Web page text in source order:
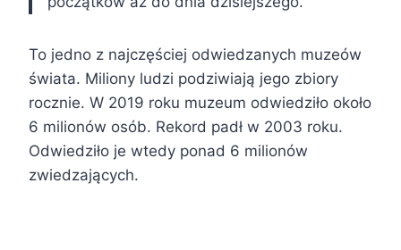
To jedno z najczęściej odwiedzanych muzeów
świata. Miliony ludzi podziwiają jego zbiory
rocznie. W 2019 roku muzeum odwiedziło około
6 milionów osób. Rekord padł w 2003 roku.
Odwiedziło je wtedy ponad 6 milionów
zwiedzających.